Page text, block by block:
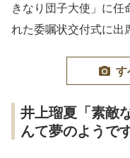
きなり団子大使」に
れた委嘱状交付式に出
す
井上瑠夏「素敵
んて夢のようで